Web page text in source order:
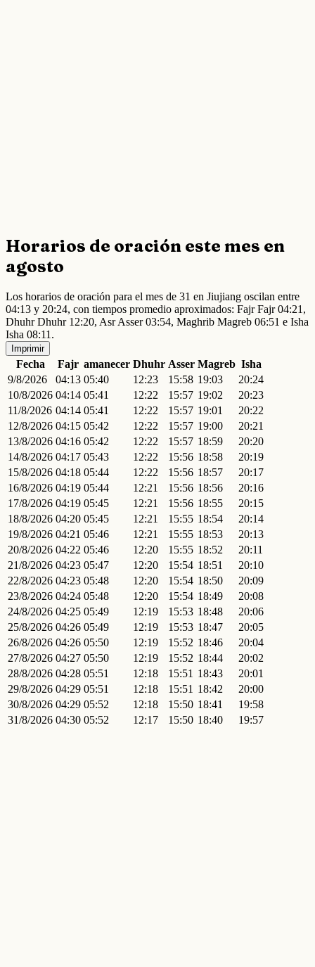
Horarios de oración este mes en
agosto
Los horarios de oración para el mes de 31 en Jiujiang oscilan entre
04:13 y 20:24, con tiempos promedio aproximados: Fajr Fajr 04:21,
Dhuhr Dhuhr 12:20, Asr Asser 03:54, Maghrib Magreb 06:51 e Isha
Isha 08:11.
Imprimir
Fecha Fajr amanecer Dhuhr Asser Magreb Isha
9/8/2026
04:13 05:40 12:23 15:58 19:03
20:24
10/8/2026 04:14 05:41 12:22 15:57 19:02
20:23
11/8/2026 04:14 05:41 12:22 15:57 19:01
20:22
12/8/2026 04:15 05:42 12:22 15:57 19:00
20:21
13/8/2026 04:16 05:42 12:22 15:57 18:59
20:20
14/8/2026 04:17 05:43 12:22 15:56 18:58
20:19
15/8/2026 04:18 05:44 12:22 15:56 18:57
20:17
16/8/2026 04:19 05:44 12:21 15:56 18:56
20:16
17/8/2026 04:19 05:45 12:21 15:56 18:55
20:15
18/8/2026 04:20 05:45 12:21 15:55 18:54
20:14
19/8/2026 04:21 05:46 12:21 15:55 18:53
20:13
20/8/2026 04:22 05:46 12:20 15:55 18:52
20:11
21/8/2026 04:23 05:47 12:20 15:54 18:51
20:10
22/8/2026 04:23 05:48 12:20 15:54 18:50
20:09
23/8/2026 04:24 05:48 12:20 15:54 18:49
20:08
24/8/2026 04:25 05:49 12:19 15:53 18:48
20:06
25/8/2026 04:26 05:49 12:19 15:53 18:47
20:05
26/8/2026 04:26 05:50 12:19 15:52 18:46
20:04
27/8/2026 04:27 05:50 12:19 15:52 18:44
20:02
28/8/2026 04:28 05:51 12:18 15:51 18:43
20:01
29/8/2026 04:29 05:51 12:18 15:51 18:42
20:00
30/8/2026 04:29 05:52 12:18 15:50 18:41
19:58
31/8/2026 04:30 05:52 12:17 15:50 18:40 19:57